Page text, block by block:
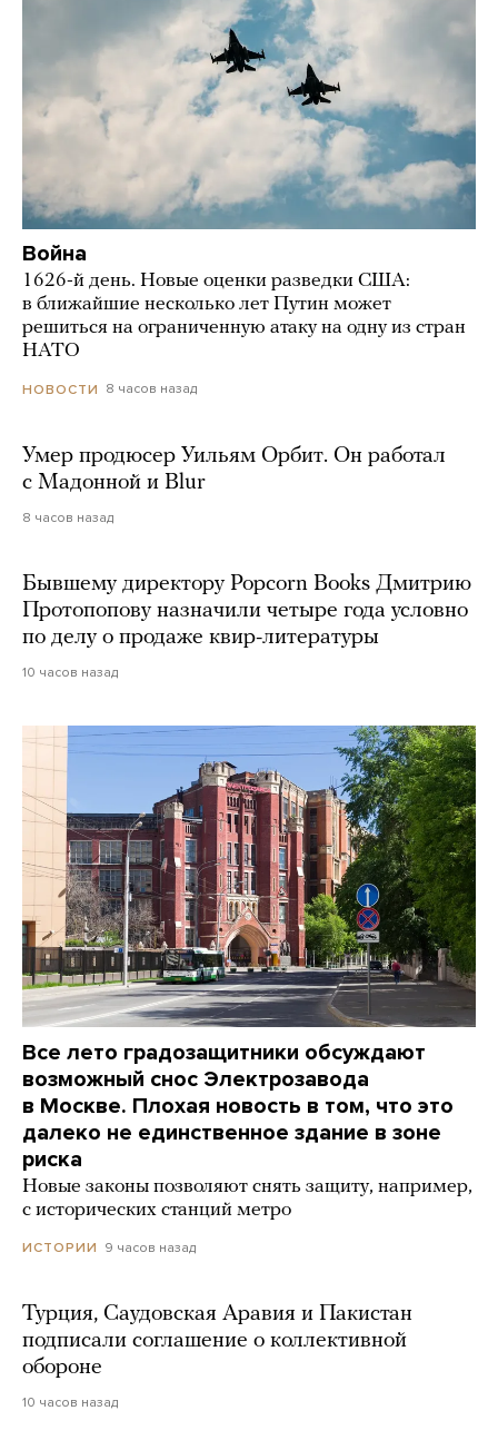
Война
1626-й день. Новые оценки разведки США:
в ближайшие несколько лет Путин может
решиться на ограниченную атаку на одну из стран
НАТО
НОВОСТИ 8 часов назад
Умер продюсер Уильям Орбит. Он работал
с Мадонной и Blur
8 часов назад
Бывшему директору Popcorn Books Дмитрию
Протопопову назначили четыре года условно
по делу о продаже квир-литературы
10 часов назад
Все лето градозащитники обсуждают
возможный снос Электрозавода
в Москве. Плохая новость в том, что это
далеко не единственное здание в зоне
риска
Новые законы позволяют снять защиту, например,
с исторических станций метро
ИСТОРИИ 9 часов назад
Турция, Саудовская Аравия и Пакистан
подписали соглашение о коллективной
обороне
10 часов назад